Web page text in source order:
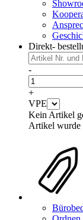
Direkt-
-
+
VPE
Kein Artikel
Artikel wurde